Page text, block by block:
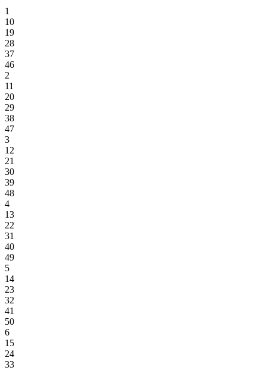
1
10
19
28
37
46
2
11
20
29
38
47
3
12
21
30
39
48
4
13
22
31
40
49
5
14
23
32
41
50
6
15
24
33